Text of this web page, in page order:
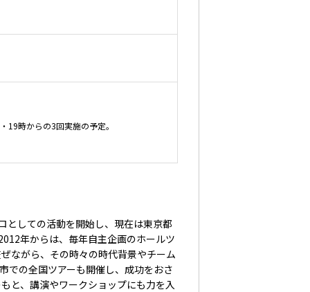
時からの3回実施の予定。
としての活動を開始し、現在は東京都
年からは、毎年自主企画のホールツ
ながら、その時々の時代背景やチーム
での全国ツアーも開催し、成功をおさ
と、講演やワークショップにも力を入